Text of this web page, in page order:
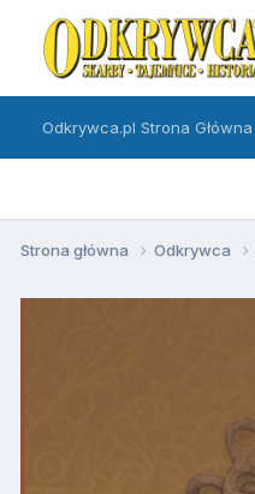
Odkrywca.pl Strona Główna
Strona główna Odkrywca